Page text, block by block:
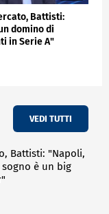
Battisti:
domino di
in Serie A"
VEDI TUTTI
Battisti: "Napoli,
è un big